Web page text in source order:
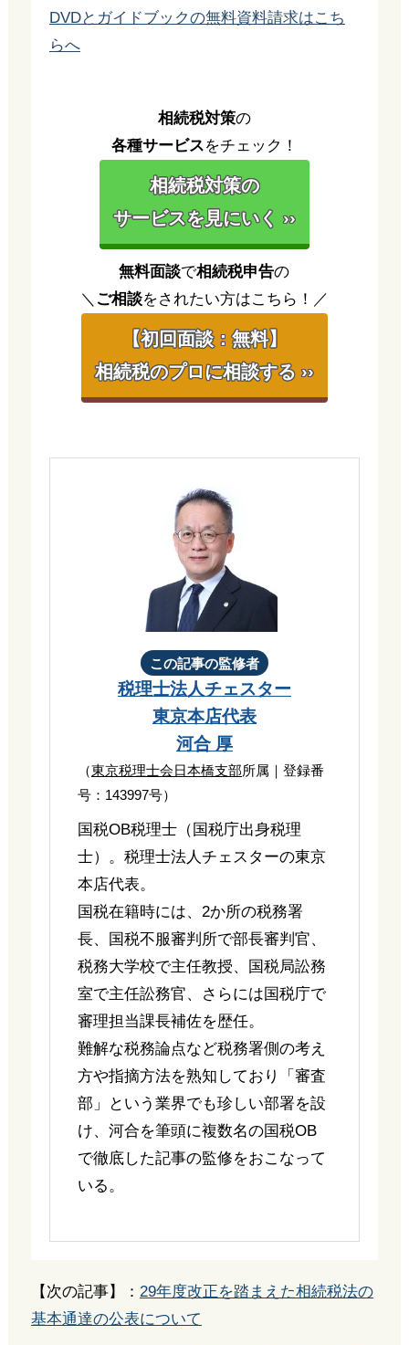
DVDとガイドブックの無料資料請求はこち
らへ
相続税対策の
各種サービスをチェック！
相続税対策の
サービスを見にいく ››
無料面談で相続税申告の
＼ ご相談をされたい方はこちら！／
【初回面談：無料】
相続税のプロに相談する ››
この記事の監修者
税理士法人チェスター
東京本店代表
河合 厚
（東京税理士会日本橋支部所属｜登録番
号：143997号）
国税OB税理士（国税庁出身税理
士）。税理士法人チェスターの東京
本店代表。
国税在籍時には、2か所の税務署
長、国税不服審判所で部長審判官、
税務大学校で主任教授、国税局訟務
室で主任訟務官、さらには国税庁で
審理担当課長補佐を歴任。
難解な税務論点など税務署側の考え
方や指摘方法を熟知しており「審査
部」という業界でも珍しい部署を設
け、河合を筆頭に複数名の国税OB
で徹底した記事の監修をおこなって
いる。
【次の記事】： 29年度改正を踏まえた相続税法の
基本通達の公表について